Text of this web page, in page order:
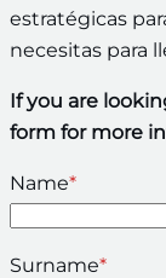
estratégicas
necesitas para
If you are
form for more
Name*
Surname*